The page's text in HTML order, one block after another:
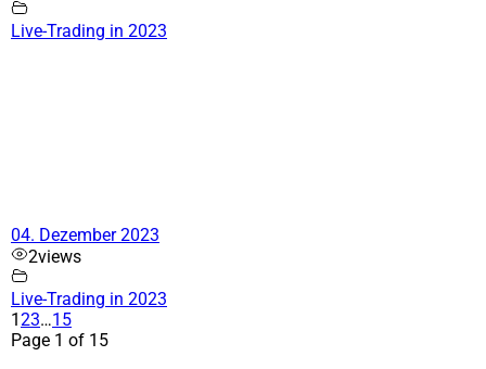
Live-Trading in 2023
04. Dezember 2023
2views
Live-Trading in 2023
123…15
Page 1 of 15